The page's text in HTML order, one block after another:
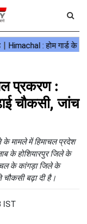
प्रकरण :
चौकसी, जांच
मामले में हिमाचल प्रदेश
के होशियारपुर जिले के
के कांगड़ा जिले के
चौकसी बढ़ा दी है।
IST